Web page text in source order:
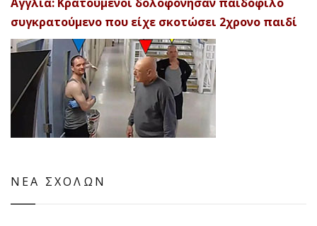
συγκρατούμενο που είχε σκοτώσει 2χρονο παιδί
ΝΕΑ ΣΧΟΛΩΝ